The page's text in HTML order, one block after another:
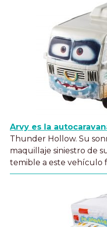
Arvy es la
Thunder Hollow. Su
maquillaje siniestro de
temible a este vehículo